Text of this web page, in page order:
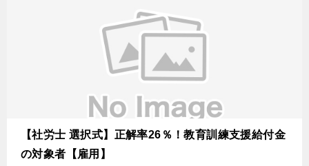
【社労士 選択式】正解率26％！教育訓練支援給付金
の対象者【雇用】